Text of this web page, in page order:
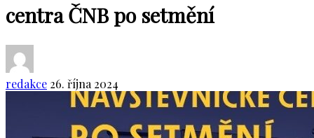
centra ČNB po setmění
redakce 26. října 2024